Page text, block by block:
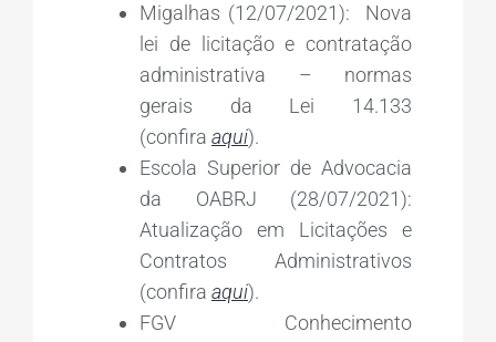
Migalhas (12/07/2021): Nova
lei de licitação e contratação
administrativa – normas
gerais da Lei 14.133
(confira aqui).
Escola Superior de Advocacia
da OABRJ (28/07/2021):
Atualização em Licitações e
Contratos Administrativos
(confira aqui).
FGV Conhecimento